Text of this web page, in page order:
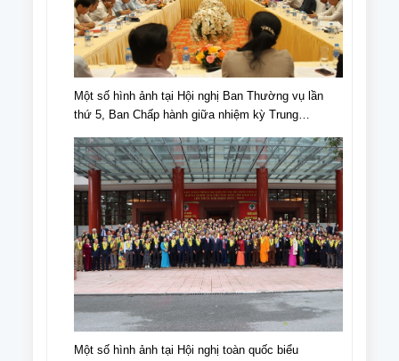
Một số hình ảnh tại Hội nghị Ban Thường vụ lần
thứ 5, Ban Chấp hành giữa nhiệm kỳ Trung
Một số hình ảnh tại Hội nghị toàn quốc biểu